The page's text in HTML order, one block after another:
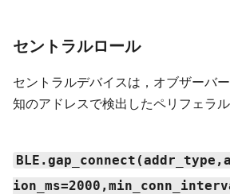
セントラルロール
セントラルデバイスは，オブザーバ
知のアドレスで検出したペリフェラ